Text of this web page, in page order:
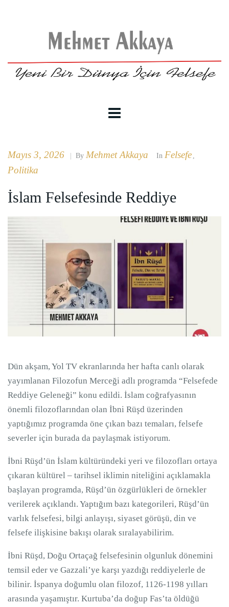
Mayıs 3, 2026 By Mehmet Akkaya In Felsefe
Politika
İslam Felsefesinde Reddiye
Dün akşam, Yol TV ekranlarında her hafta canlı olarak
yayımlanan Filozofun Merceği adlı programda “Felsefede
Reddiye Geleneği” konu edildi. İslam coğrafyasının
önemli filozoflarından olan İbni Rüşd üzerinden
yaptığımız programda öne çıkan bazı temaları, felsefe
severler için burada da paylaşmak istiyorum.
İbni Rüşd’ün İslam kültüründeki yeri ve filozofları ortaya
çıkaran kültürel – tarihsel iklimin niteliğini açıklamakla
başlayan programda, Rüşd’ün özgürlükleri de örnekler
verilerek açıklandı. Yaptığım bazı kategorileri, Rüşd’ün
varlık felsefesi, bilgi anlayışı, siyaset görüşü, din ve
felsefe ilişkisine bakışı olarak sıralayabilirim.
İbni Rüşd, Doğu Ortaçağ felsefesinin olgunluk dönemini
temsil eder ve Gazzali’ye karşı yazdığı reddiyelerle de
bilinir. İspanya doğumlu olan filozof, 1126-1198 yılları
arasında yaşamıştır. Kurtuba’da doğup Fas’ta öldüğü